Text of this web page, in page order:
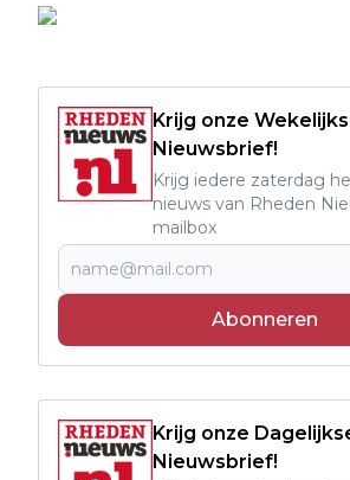
Krijg onze
Nieuwsbrief!
Krijg iedere zaterdag
nieuws van Rheden
mailbox
Abonneren
Krijg onze
Nieuwsbrief!